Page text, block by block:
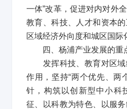
一体”改革，促进对内对外
教育、科技、人才和资本
区域经济外向度和城区国际
四、杨浦产业发展的重
发挥科技、教育对区域
作用，坚持“两个优先、两
针，构筑以创新型中小科
征、以科教为特色、以服